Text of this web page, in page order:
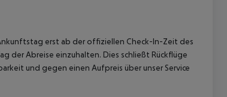
erst ab der offiziellen Check-In-Zeit des
der Abreise einzuhalten. Dies schließt Rückflüge
und gegen einen Aufpreis über unser Service